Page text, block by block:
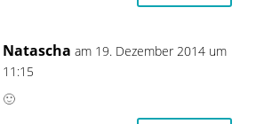
Natascha am 19. Dezember 2014 um
11:15
🙂